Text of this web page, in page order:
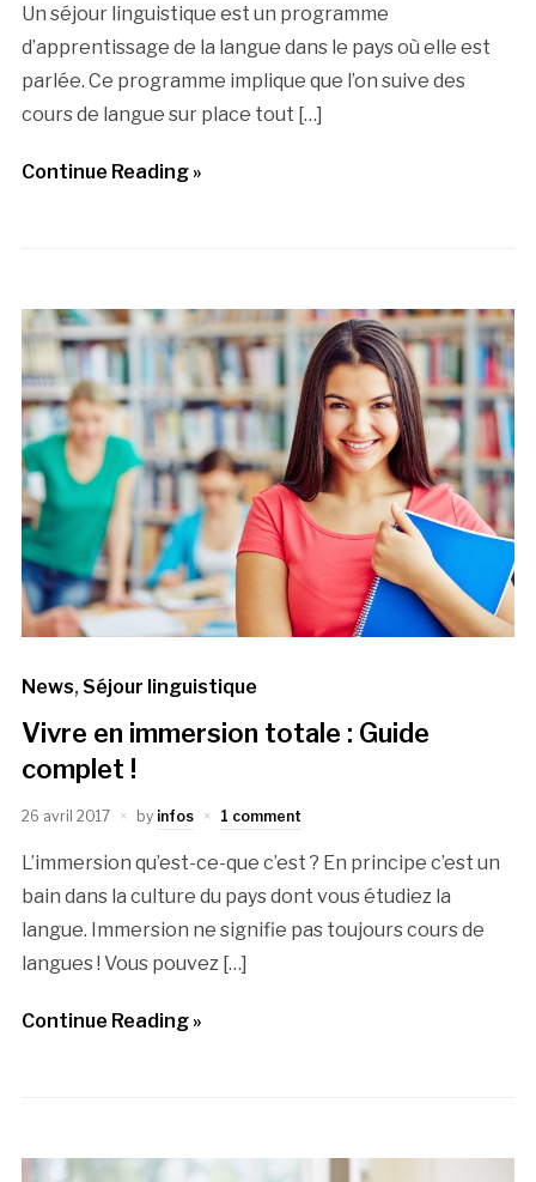
Un séjour linguistique est un programme
d’apprentissage de la langue dans le pays où elle est
parlée. Ce programme implique que l’on suive des
cours de langue sur place tout […]
Continue Reading »
News, Séjour linguistique
Vivre en immersion totale : Guide
complet !
26 avril 2017 by infos 1 comment
L’immersion qu’est-ce-que c’est ? En principe c’est un
bain dans la culture du pays dont vous étudiez la
langue. Immersion ne signifie pas toujours cours de
langues ! Vous pouvez […]
Continue Reading »